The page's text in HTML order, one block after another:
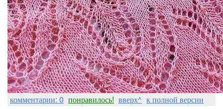
комментарии: 0 понравилось! вверх^ к полной версии